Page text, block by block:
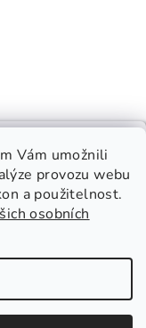
Vám umožnili
provozu webu
a použitelnost.
osobních
vyhrazena.Upravit